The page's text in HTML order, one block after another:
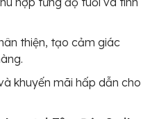
thiện, tạo cảm giác
khuyến mãi hấp dẫn cho